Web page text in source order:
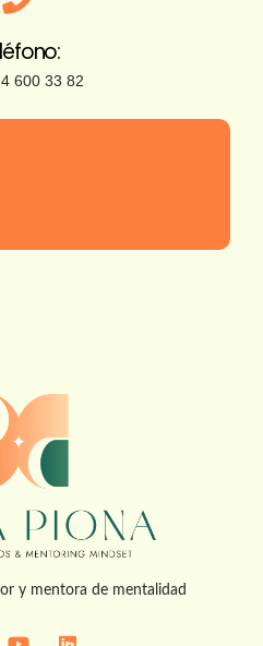
600 33 82
y mentora de mentalidad